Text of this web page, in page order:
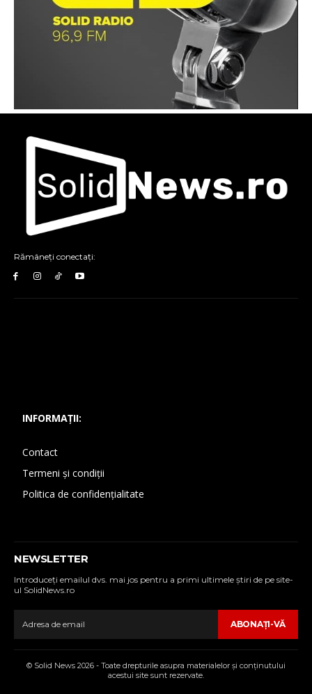
Rămâneți conectați:
INFORMAȚII:
Contact
Termeni și condiții
Politica de confidențialitate
NEWSLETTER
Introduceţi emailul dvs. mai jos pentru a primi ultimele ştiri de pe site-
ul SolidNews.ro
ABONAŢI-VĂ
© Solid News 2026 - Toate drepturile asupra materialelor şi conţinutului
acestui site sunt rezervate.